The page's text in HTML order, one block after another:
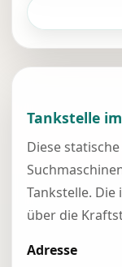
Tankstelle
Diese
Tankstelle.
über die
Adresse